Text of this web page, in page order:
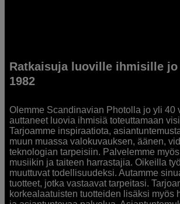
Ratkaisuja luoville ihmisille jo
1982
Olemme Scandinavian Photolla jo yli 40
auttaneet luovia ihmisiä toteuttamaan
Tarjoamme inspiraatiota,
muun muassa valokuvauksen, äänen,
teknologian tarpeisiin. Palvelemme
musiikin ja taiteen harrastajia. Oikeilla
muuttuvat todellisuudeksi. Autamme
tuotteet, jotka vastaavat tarpeitasi.
korkealaatuisten tuotteiden lisäksi myös